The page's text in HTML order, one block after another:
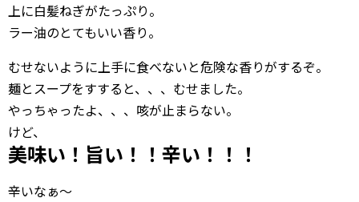
上に白髪ねぎがたっぷり。
ラー油のとてもいい香り。
むせないように上手に食べないと危険な香りがするぞ。
麺とスープをすすると、、、むせました。
やっちゃったよ、、、咳が止まらない。
けど、
美味い！旨い！！辛い！！！
辛いなぁ〜